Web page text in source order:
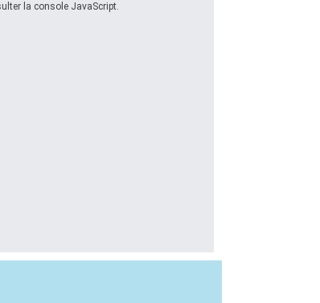
la console JavaScript.